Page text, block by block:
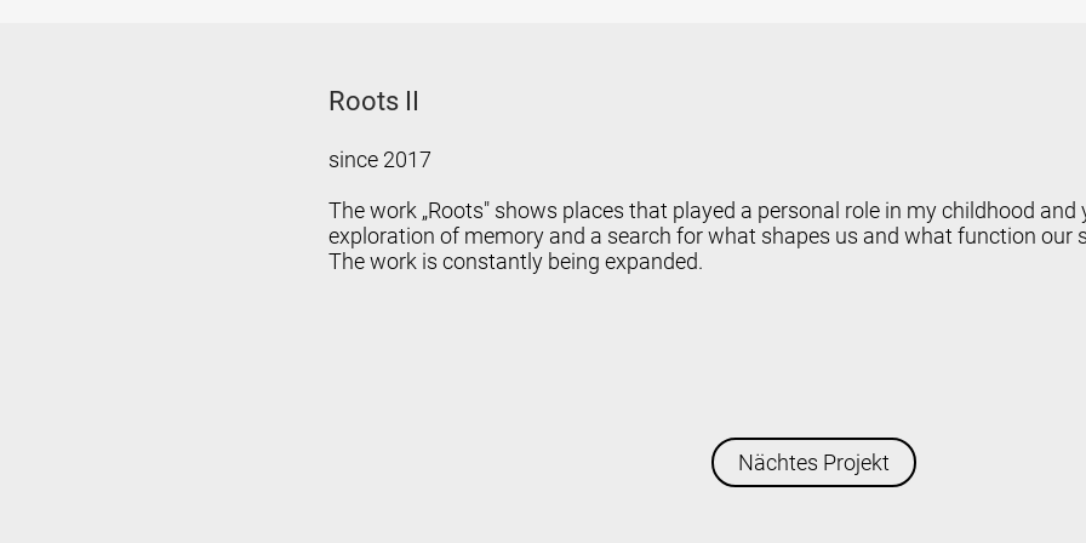
Roots II
since 2017
The work „Roots" shows places that played a personal role in my childhood and
exploration of memory and a search for what shapes us and what function our
The work is constantly being expanded.
Nächtes Projekt